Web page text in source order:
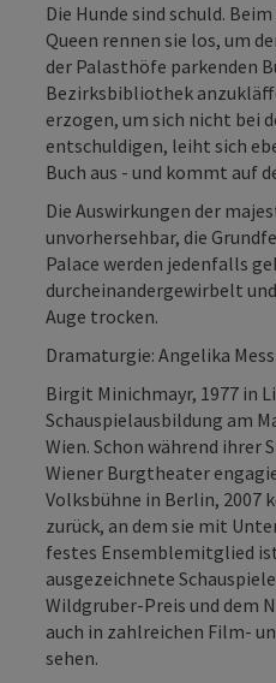
Die Hunde sind schuld.
Queen rennen sie los, um
der Palasthöfe parkenden
Bezirksbibliothek
erzogen, um sich nicht bei
entschuldigen, leiht sich
Buch aus - und kommt auf
Die Auswirkungen der
unvorhersehbar, die
Palace werden jedenfalls
durcheinandergewirbelt
Auge trocken.
Dramaturgie: Angelika
Birgit Minichmayr, 1977 in
Schauspielausbildung am
Wien. Schon während ihrer
Wiener Burgtheater
Volksbühne in Berlin, 2007
zurück, an dem sie mit
festes Ensemblemitglied
ausgezeichnete
Wildgruber-Preis und dem
auch in zahlreichen Film-
sehen.